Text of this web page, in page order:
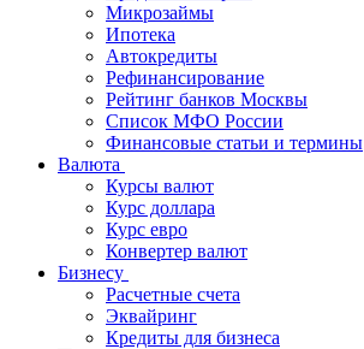
Микрозаймы
Ипотека
Автокредиты
Рефинансирование
Рейтинг банков Москвы
Список МФО России
Финансовые статьи и термины
Валюта
Курсы валют
Курс доллара
Курс евро
Конвертер валют
Бизнесу
Расчетные счета
Эквайринг
Кредиты для бизнеса